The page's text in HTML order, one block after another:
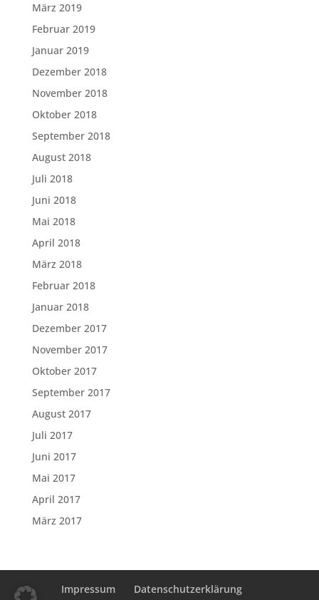
März 2019
Februar 2019
Januar 2019
Dezember 2018
November 2018
Oktober 2018
September 2018
August 2018
Juli 2018
Juni 2018
Mai 2018
April 2018
März 2018
Februar 2018
Januar 2018
Dezember 2017
November 2017
Oktober 2017
September 2017
August 2017
Juli 2017
Juni 2017
Mai 2017
April 2017
März 2017
Impressum Datenschutzerklärung